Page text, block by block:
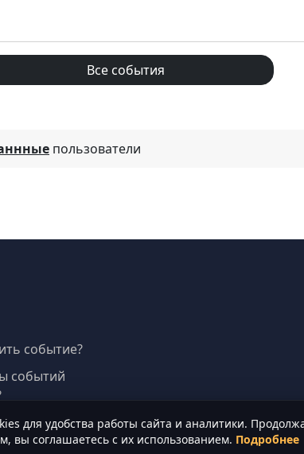
Все события
пользователи
событие?
событий
для удобства работы сайта и аналитики.
вы соглашаетесь с их использованием. Подробнее